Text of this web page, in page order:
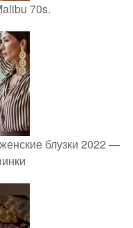
70s.
блузки 2022 —